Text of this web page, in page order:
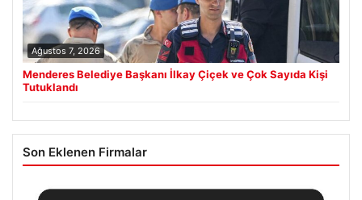
Ağustos 7, 2026
Menderes Belediye Başkanı İlkay Çiçek ve Çok Sayıda Kişi
Tutuklandı
Son Eklenen Firmalar